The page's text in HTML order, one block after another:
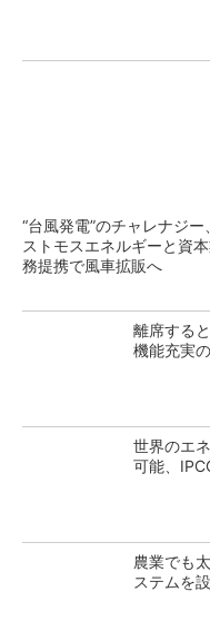
“台風発電”のチャレナジー
ストモスエネルギーと資
務提携で風車拡販へ
離席する
機能充実
世界のエ
可能、
農業でも
ステムを